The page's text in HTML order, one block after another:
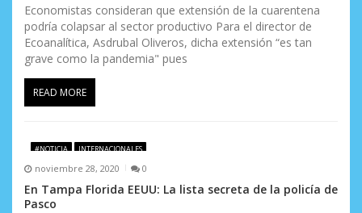
Economistas consideran que extensión de la cuarentena
podría colapsar al sector productivo Para el director de
Ecoanalítica, Asdrubal Oliveros, dicha extensión “es tan
grave como la pandemia" pues
READ MORE
#NOTICIA INTERNACIONALES
noviembre 28, 2020 0
En Tampa Florida EEUU: La lista secreta de la policía de
Pasco